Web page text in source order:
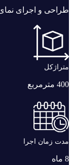
طراحی و اجرای
متراژکل
400 مترمربع
مدت زمان اجرا
8 ماه